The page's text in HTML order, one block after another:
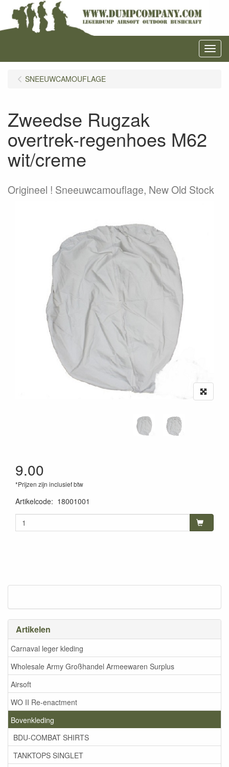
Menu
Artikelen
Carnaval leger kleding
Wholesale Army Großhandel Armeewaren Surplus
Airsoft
WO II Re-enactment
Bovenkleding
BDU-COMBAT SHIRTS
TANKTOPS SINGLET
SNEEUWCAMOUFLAGE
Zweedse Rugzak
overtrek-regenhoes M62
wit/creme
Origineel ! Sneeuwcamouflage, New Old Stock
9.00
*Prijzen zijn inclusief btw
Artikelcode: 18001001